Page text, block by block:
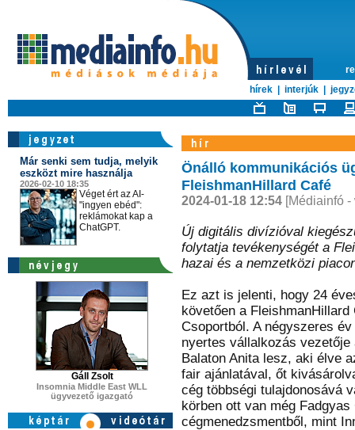
hírek
interjúk
Már senki sem tudja, melyik
eszközt mire használja
2026-02-10 18:35
Véget ért az AI-
"ingyen ebéd":
reklámokat kap a
ChatGPT.
Gáll Zsolt
Insomnia Middle East WLL
ügyvezető igazgató
Önálló kommunikációs
FleishmanHillard Café
2024-01-18 12:54[Médiainfó -
Új digitális divízióval
folytatja tevékenységét a
hazai és a nemzetközi
Ez azt is jelenti, hogy 24
követően a
Csoportból. A négyszeres
nyertes vállalkozás vezetője
Balaton Anita lesz, aki élve
fair ajánlatával, őt
cég többségi tulajdonosává
körben ott van még Fadgyas
cégmenedzsmentből, mint